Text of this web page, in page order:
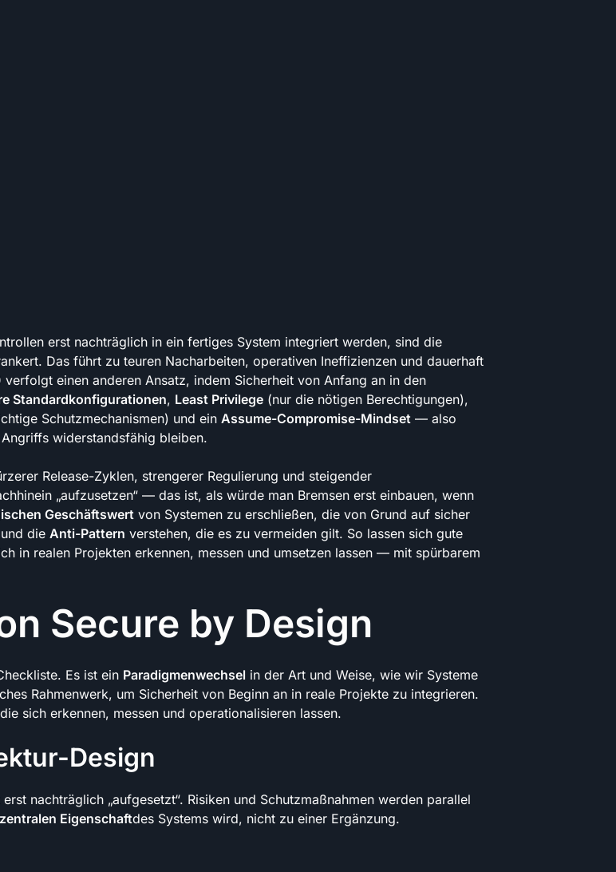
erst nachträglich in ein fertiges System integriert werden, sind die
Das führt zu teuren Nacharbeiten, operativen Ineffizienzen und dauerhaft
verfolgt einen anderen Ansatz, indem Sicherheit von Anfang an in den
Standardkonfigurationen, Least Privilege (nur die nötigen Berechtigungen),
Schutzmechanismen) und ein Assume-Compromise-Mindset — also
widerstandsfähig bleiben.
Release-Zyklen, strengerer Regulierung und steigender
„aufzusetzen“ — das ist, als würde man Bremsen erst einbauen, wenn
Geschäftswert von Systemen zu erschließen, die von Grund auf sicher
und die Anti-Pattern verstehen, die es zu vermeiden gilt. So lassen sich gute
in realen Projekten erkennen, messen und umsetzen lassen — mit spürbarem
Secure by Design
Es ist ein Paradigmenwechsel in der Art und Weise, wie wir Systeme
Rahmenwerk, um Sicherheit von Beginn an in reale Projekte zu integrieren.
sich erkennen, messen und operationalisieren lassen.
Design
nachträglich „aufgesetzt“. Risiken und Schutzmaßnahmen werden parallel
zentralen Eigenschaftdes Systems wird, nicht zu einer Ergänzung.